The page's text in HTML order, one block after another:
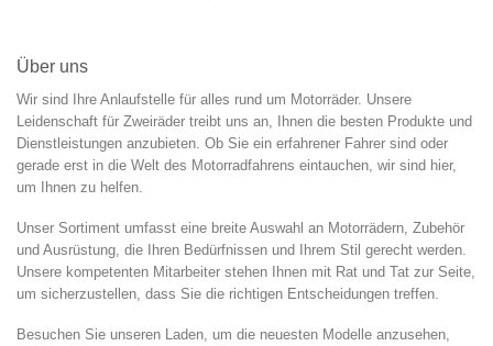
Über uns
Wir sind Ihre Anlaufstelle für alles rund um Motorräder. Unsere
Leidenschaft für Zweiräder treibt uns an, Ihnen die besten Produkte und
Dienstleistungen anzubieten. Ob Sie ein erfahrener Fahrer sind oder
gerade erst in die Welt des Motorradfahrens eintauchen, wir sind hier,
um Ihnen zu helfen.
Unser Sortiment umfasst eine breite Auswahl an Motorrädern, Zubehör
und Ausrüstung, die Ihren Bedürfnissen und Ihrem Stil gerecht werden.
Unsere kompetenten Mitarbeiter stehen Ihnen mit Rat und Tat zur Seite,
um sicherzustellen, dass Sie die richtigen Entscheidungen treffen.
Besuchen Sie unseren Laden, um die neuesten Modelle anzusehen,